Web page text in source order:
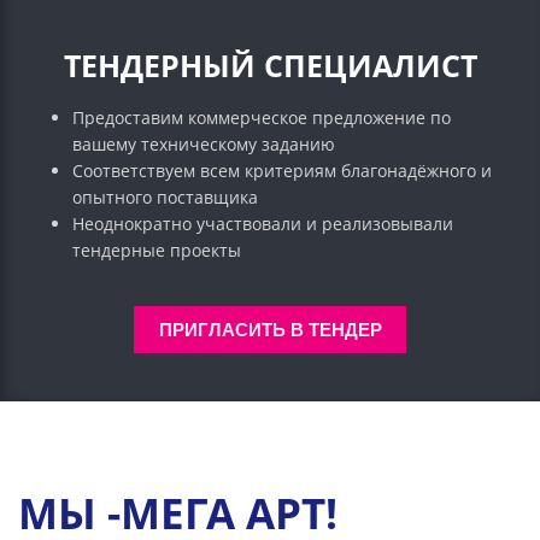
ТЕНДЕРНЫЙ СПЕЦИАЛИСТ
Предоставим коммерческое предложение по
вашему техническому заданию
Соответствуем всем критериям благонадёжного и
опытного поставщика
Неоднократно участвовали и реализовывали
тендерные проекты
ПРИГЛАСИТЬ В ТЕНДЕР
МЫ -МЕГА АРТ!